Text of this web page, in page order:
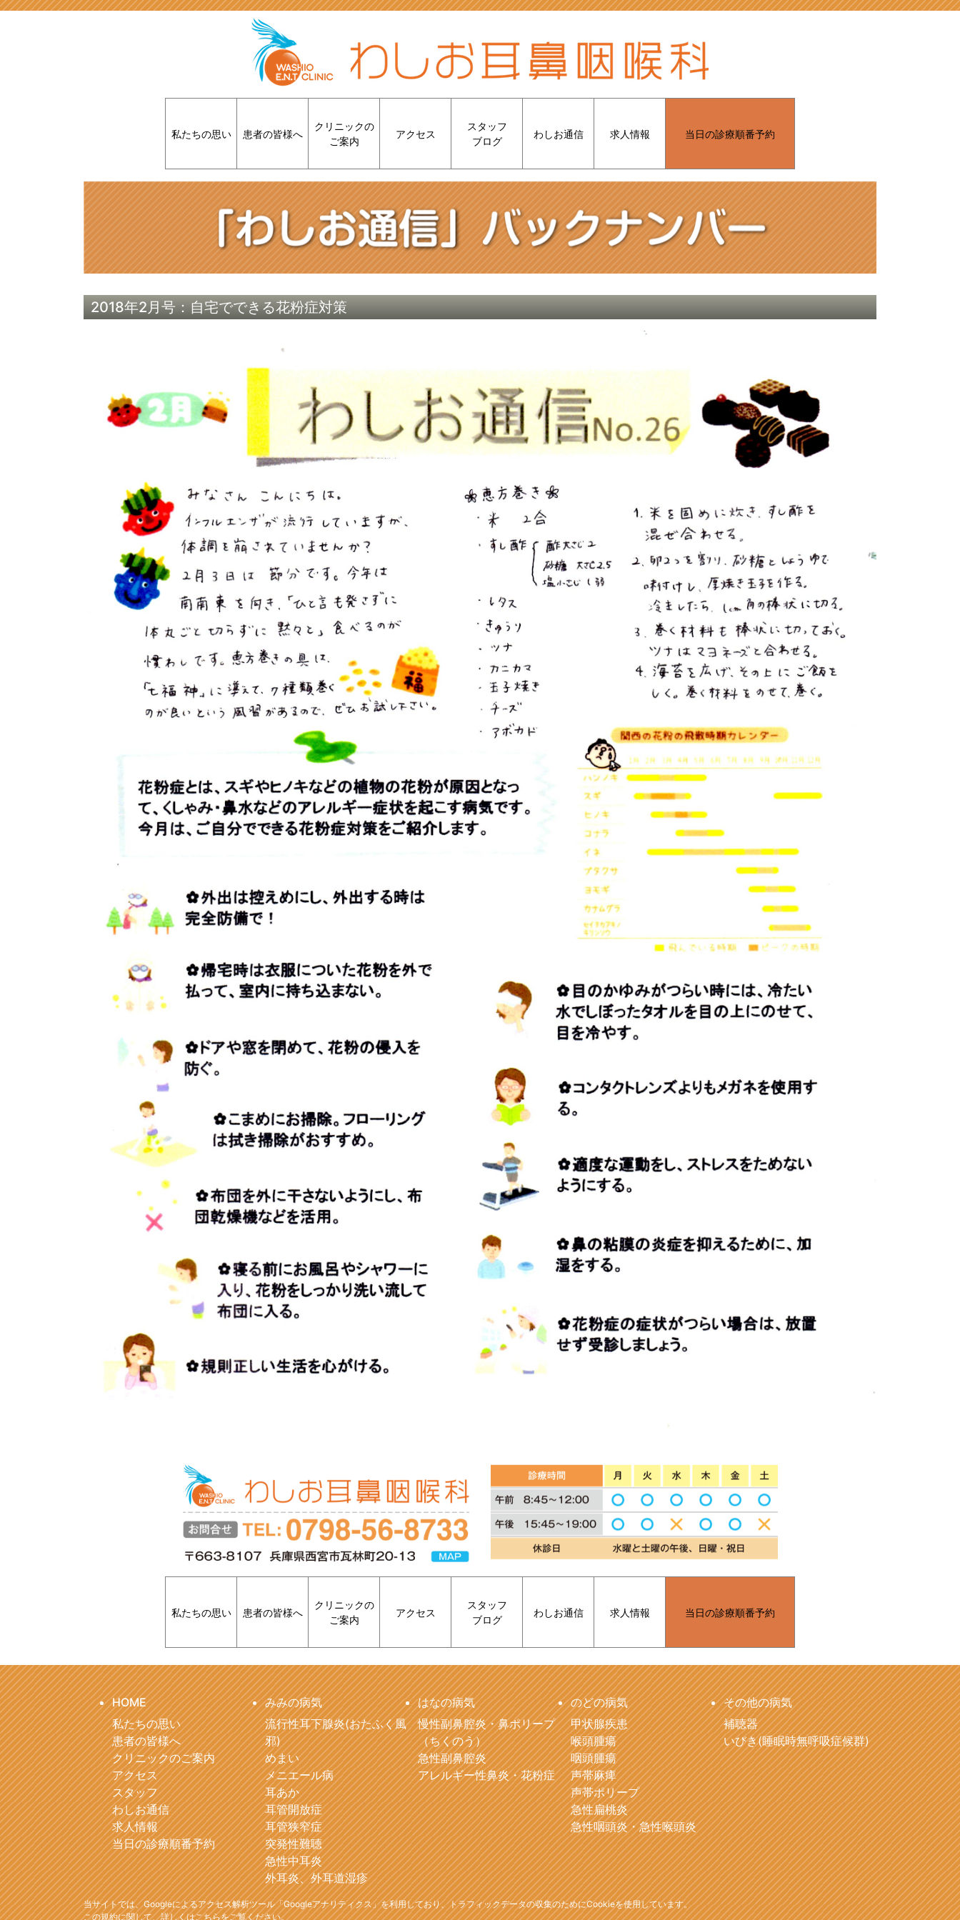
私たちの思い 患者の皆様へ
クリニックの
ご案内
アクセス
スタッフ
ブログ
わしお通信 求人情報 当日の診療順番予約
2018年2月号：自宅でできる花粉症対策
私たちの思い 患者の皆様へ
クリニックの
ご案内
アクセス
スタッフ
ブログ
わしお通信 求人情報 当日の診療順番予約
HOME
私たちの思い
患者の皆様へ
クリニックのご案内
アクセス
スタッフ
わしお通信
求人情報
当日の診療順番予約
みみの病気
流行性耳下腺炎(おたふく風
邪)
めまい
メニエール病
耳あか
耳管開放症
耳管狭窄症
突発性難聴
急性中耳炎
外耳炎、外耳道湿疹
はなの病気
慢性副鼻腔炎・鼻ポリープ
（ちくのう）
急性副鼻腔炎
アレルギー性鼻炎・花粉症
のどの病気
甲状腺疾患
喉頭腫瘍
咽頭腫瘍
声帯麻痺
声帯ポリープ
急性扁桃炎
急性咽頭炎・急性喉頭炎
その他の病気
補聴器
いびき(睡眠時無呼吸症候群)
当サイトでは、Googleによるアクセス解析ツール「Googleアナリティクス」を利用しており、トラフィックデータの収集のためにCookieを使用しています。
この規約に関して、詳しくはこちらをご覧ください。